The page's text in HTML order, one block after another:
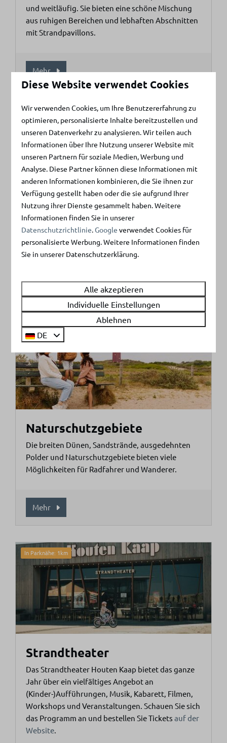
und weitläufig. Sie bieten eine schöne Mischung
aus ruhigen Bereichen und lebhaften Abschnitten
mit Strandpavillons.
Mehr
In Parknähe: 4km
Nordsee und Brouwersdam
Schwimmen mitten in der Natur. Das macht riesig
Spaß ‒ also auf zu frischer Abkühlung im Wasser!
Mehr
In Parknähe: 4km
Naturschutzgebiete
Die breiten Dünen, Sandstrände, ausgedehnten
Polder und Naturschutzgebiete bieten viele
Möglichkeiten für Radfahrer und Wanderer.
Mehr
In Parknähe: 1km
Strandtheater
Das Strandtheater Houten Kaap bietet das ganze
Jahr über ein vielfältiges Angebot an
(Kinder-)Aufführungen, Musik, Kabarett, Filmen,
Workshops und Veranstaltungen. Schauen Sie sich
das Programm an und bestellen Sie Ticketsauf der
Website
Diese Website verwendet Cookies
Wir verwenden Cookies, um Ihre Benutzererfahrung zu
optimieren, personalisierte Inhalte bereitzustellen und
unseren Datenverkehr zu analysieren. Wir teilen auch
Informationen über Ihre Nutzung unserer Website mit
unseren Partnern für soziale Medien, Werbung und
Analyse. Diese Partner können diese Informationen mit
anderen Informationen kombinieren, die Sie ihnen zur
Verfügung gestellt haben oder die sie aufgrund Ihrer
Nutzung ihrer Dienste gesammelt haben. Weitere
Informationen finden Sie in unserer
Datenschutzrichtlinie.Google verwendet Cookies für
personalisierte Werbung. Weitere Informationen finden
Sie in unserer Datenschutzerklärung.
Alle akzeptieren
Individuelle Einstellungen
Ablehnen
DE